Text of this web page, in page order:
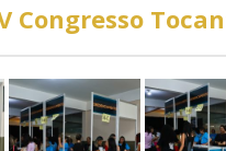
Congresso